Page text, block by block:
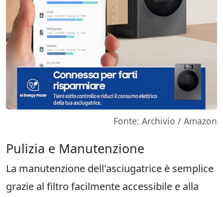
Fonte: Archivio / Amazon
Pulizia e Manutenzione
La manutenzione dell'asciugatrice è semplice
grazie al filtro facilmente accessibile e alla